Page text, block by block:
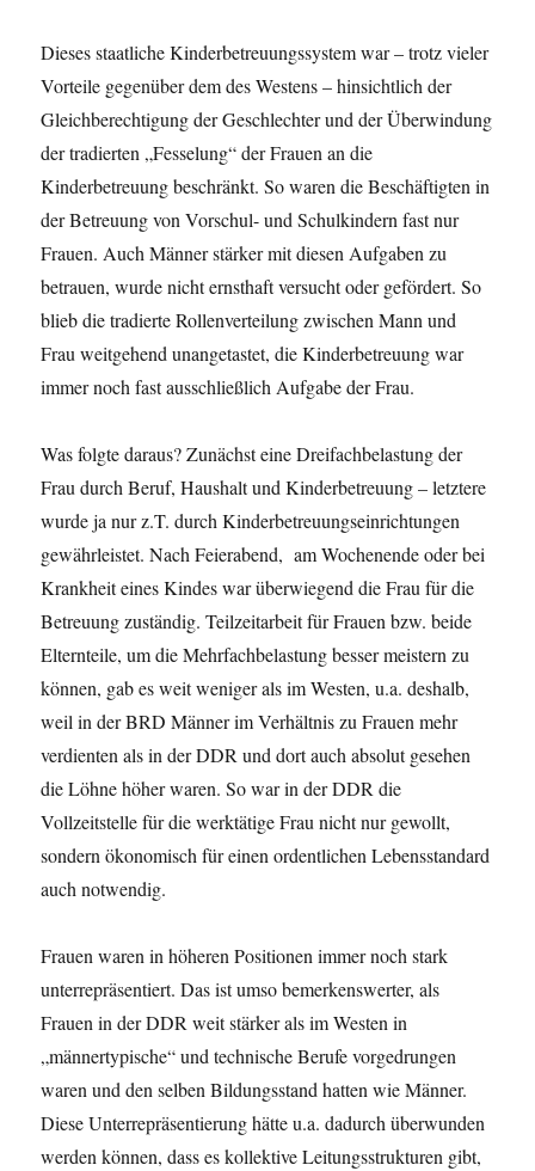
Dieses staatliche Kinderbetreuungssystem war – trotz vieler
Vorteile gegenüber dem des Westens – hinsichtlich der
Gleichberechtigung der Geschlechter und der Überwindung
der tradierten „Fesselung“ der Frauen an die
Kinderbetreuung beschränkt. So waren die Beschäftigten in
der Betreuung von Vorschul- und Schulkindern fast nur
Frauen. Auch Männer stärker mit diesen Aufgaben zu
betrauen, wurde nicht ernsthaft versucht oder gefördert. So
blieb die tradierte Rollenverteilung zwischen Mann und
Frau weitgehend unangetastet, die Kinderbetreuung war
immer noch fast ausschließlich Aufgabe der Frau.
Was folgte daraus? Zunächst eine Dreifachbelastung der
Frau durch Beruf, Haushalt und Kinderbetreuung – letztere
wurde ja nur z.T. durch Kinderbetreuungseinrichtungen
gewährleistet. Nach Feierabend, am Wochenende oder bei
Krankheit eines Kindes war überwiegend die Frau für die
Betreuung zuständig. Teilzeitarbeit für Frauen bzw. beide
Elternteile, um die Mehrfachbelastung besser meistern zu
können, gab es weit weniger als im Westen, u.a. deshalb,
weil in der BRD Männer im Verhältnis zu Frauen mehr
verdienten als in der DDR und dort auch absolut gesehen
die Löhne höher waren. So war in der DDR die
Vollzeitstelle für die werktätige Frau nicht nur gewollt,
sondern ökonomisch für einen ordentlichen Lebensstandard
auch notwendig.
Frauen waren in höheren Positionen immer noch stark
unterrepräsentiert. Das ist umso bemerkenswerter, als
Frauen in der DDR weit stärker als im Westen in
„männertypische“ und technische Berufe vorgedrungen
waren und den selben Bildungsstand hatten wie Männer.
Diese Unterrepräsentierung hätte u.a. dadurch überwunden
werden können, dass es kollektive Leitungsstrukturen gibt,